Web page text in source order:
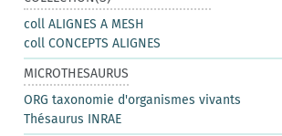
coll ALIGNES A MESH
coll CONCEPTS ALIGNES
MICROTHESAURUS
ORG taxonomie d'organismes vivants
Thésaurus INRAE